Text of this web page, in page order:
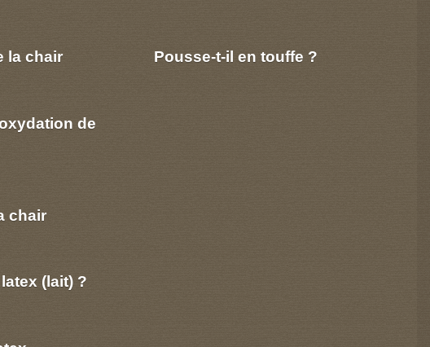
la chair
de
chair
(lait) ?
Pousse-t-il en touffe ?